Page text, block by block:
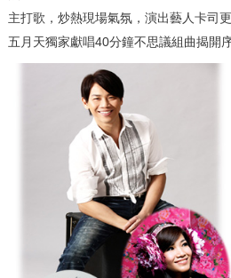
主打歌，炒熱現場氣氛，演出藝人卡司
五月天獨家獻唱40分鐘不思議組曲揭開